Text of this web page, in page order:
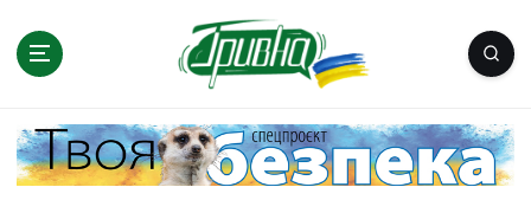
Миколаїв, Одеса, Мелітополь